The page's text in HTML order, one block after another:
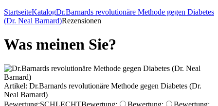
StartseiteKatalogDr.Barnards revolutionäre Methode gegen Diabetes
(Dr. Neal Barnard)Rezensionen
Was meinen Sie?
Artikel: Dr.Barnards revolutionäre Methode gegen Diabetes (Dr.
Neal Barnard)
Bewertung:SCHLECHTBewertung: Bewertung:
Bewertung: